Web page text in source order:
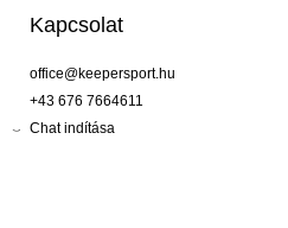
Kapcsolat
office@keepersport.hu
+43 676 7664611
Chat indítása